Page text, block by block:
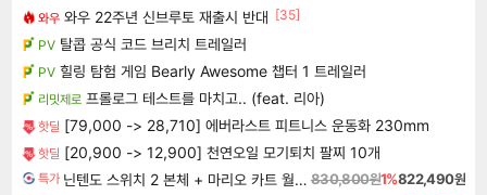
와우 와우 22주년 신브루토 재출시 반대 [35]
PV 탈콥 공식 코드 브리치 트레일러
PV 힐링 탐험 게임 Bearly Awesome 챕터 1 트레일러
리밋제로 프롤로그 테스트를 마치고.. (feat. 리아)
핫딜 [79,000 -> 28,710] 에버라스트 피트니스 운동화 230mm
핫딜 [20,900 -> 12,900] 천연오일 모기퇴치 팔찌 10개
특가 닌텐도 스위치 2 본체 + 마리오 카트 월드 + 슈퍼 마리오 파티 잼버리 닌텐도 스위치 2 에디션 + 잼버리 TV 번들 830,800원1%822,490원